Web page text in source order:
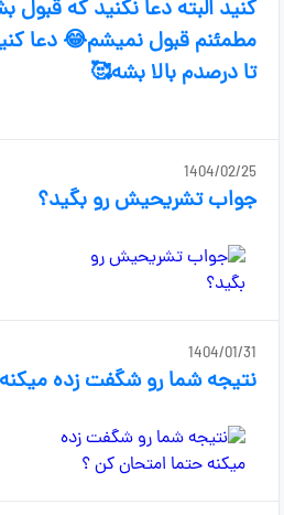
کنید البته دعا نکنید که
مطمئنم قبول نمیشم😂 دعا
تا درصدم بالا بشه🥰
1404/02/25
جواب تشریحیش رو بگید؟
1404/01/31
نتیجه شما رو شگفت زده